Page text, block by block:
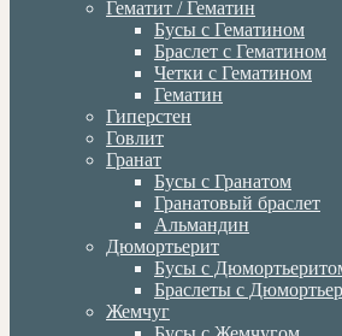
Гематит / Гематин
Бусы с Гематином
Браслет с Гематином
Четки с Гематином
Гематин
Гиперстен
Говлит
Гранат
Бусы с Гранатом
Гранатовый браслет
Альмандин
Дюмортьерит
Бусы с
Браслеты с
Жемчуг